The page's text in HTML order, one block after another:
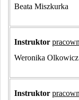
Beata Miszkurka
Instruktor
Weronika Olkowicz
Instruktor